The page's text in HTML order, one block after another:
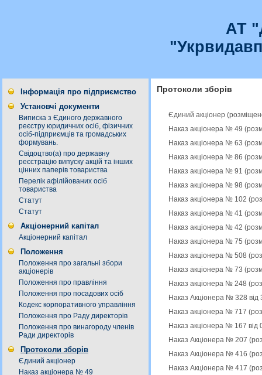
АТ
Інформація про підприємство
Установчі документи
Виписка з Єдиного державного
реєстру юридичних осіб, фізичних
осіб-підприємців та громадських
формувань.
Свідоцтво(а) про державну
реєстрацію випуску акцій та інших
цінних паперів товариства
Перелік афілійованих осіб
товариства
Статут
Статут
Акціонерний капітал
Акціонерний капітал
Положення
Положення про загальні збори
акціонерів
Положення про правління
Положення про посадових осіб
Кодекс корпоративного управління
Положення про Раду директорів
Положення про винагороду членів
Ради директорів
Протоколи зборів
Єдиний акціонер
Наказ акціонера № 49
Протоколи зборів
Єдиний акціонер
Наказ акціонера № 49
Наказ акціонера № 63
Наказ акціонера № 86
Наказ акціонера № 91
Наказ акціонера № 98
Наказ акціонера № 102
Наказ акціонера № 41
Наказ акціонера № 42
Наказ акціонера № 75
Наказ акціонера № 508
Наказ акціонера № 73
Наказ акціонера № 248
Наказ Акціонера № 328
Наказ акціонера № 717
Наказ акціонера № 167
Наказ Акціонера № 207
Наказ Акціонера № 416
Наказ Акціонера № 417